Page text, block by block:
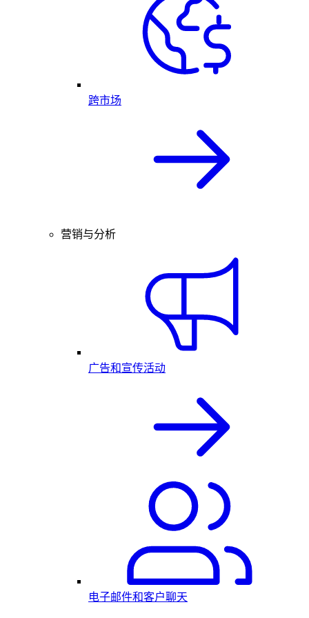
跨市场
营销与分析
广告和宣传活动
电子邮件和客户聊天